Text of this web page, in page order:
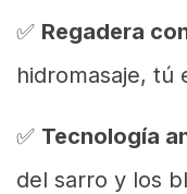
✅ Regadera
hidromasaje, tú
✅ Tecnología
del sarro y los